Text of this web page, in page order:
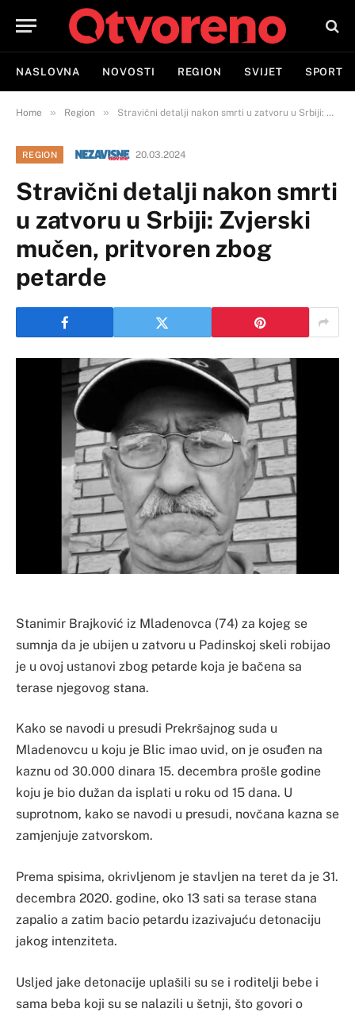
NASLOVNA NOVOSTI REGION SVIJET SPORT
Home » Region » Stravični detalji nakon smrti u zatvoru u Srbiji: Zvjerski mučen, pritvoren zbog petarde
REGION 20.03.2024
Stravični detalji nakon smrti
u zatvoru u Srbiji: Zvjerski
mučen, pritvoren zbog
petarde
Stanimir Brajković iz Mladenovca (74) za kojeg se
sumnja da je ubijen u zatvoru u Padinskoj skeli robijao
je u ovoj ustanovi zbog petarde koja je bačena sa
terase njegovog stana.
Kako se navodi u presudi Prekršajnog suda u
Mladenovcu u koju je Blic imao uvid, on je osuđen na
kaznu od 30.000 dinara 15. decembra prošle godine
koju je bio dužan da isplati u roku od 15 dana. U
suprotnom, kako se navodi u presudi, novčana kazna se
zamjenjuje zatvorskom.
Prema spisima, okrivljenom je stavljen na teret da je 31.
decembra 2020. godine, oko 13 sati sa terase stana
zapalio a zatim bacio petardu izazivajuću detonaciju
jakog intenziteta.
Usljed jake detonacije uplašili su se i roditelji bebe i
sama beba koji su se nalazili u šetnji, što govori o